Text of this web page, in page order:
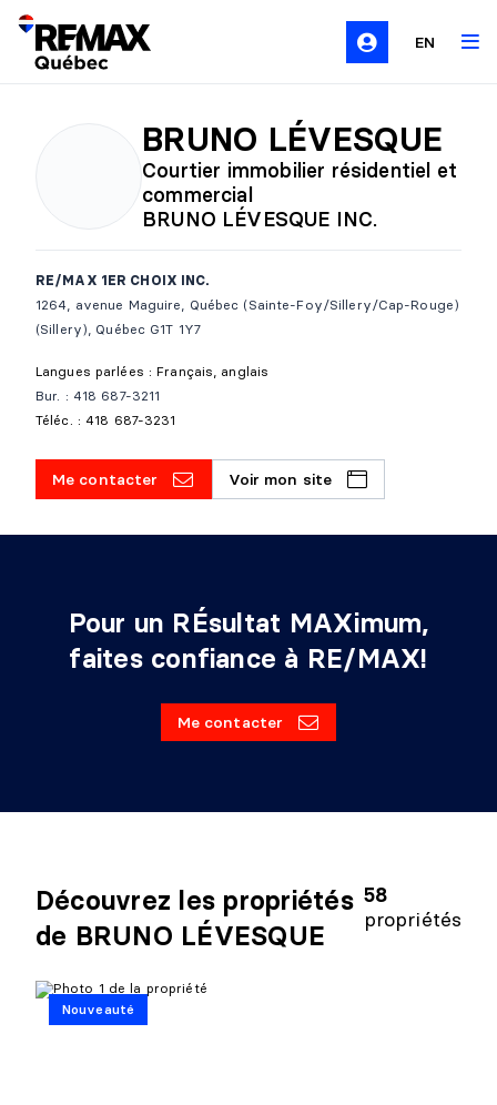
EN
BRUNO LÉVESQUE
Courtier immobilier résidentiel et
commercial
BRUNO LÉVESQUE INC.
RE/MAX 1ER CHOIX INC.
1264, avenue Maguire, Québec (Sainte-Foy/Sillery/Cap-Rouge)
(Sillery), Québec G1T 1Y7
Langues parlées : Français, anglais
Bur. : 418 687-3211
Téléc. : 418 687-3231
Me contacter Voir mon site
Pour un RÉsultat MAXimum,
faites confiance à RE/MAX!
Me contacter
Découvrez les propriétés
de BRUNO LÉVESQUE
58
propriétés
Nouveauté